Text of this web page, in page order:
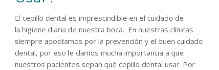
El cepillo dental es imprescindible en el cuidado de
la higiene diaria de nuestra boca. En nuestras clínicas
siempre apostamos por la prevención y el buen cuidado
dental, por eso le damos mucha importancia a que
nuestros pacientes sepan qué cepillo dental usar. Por